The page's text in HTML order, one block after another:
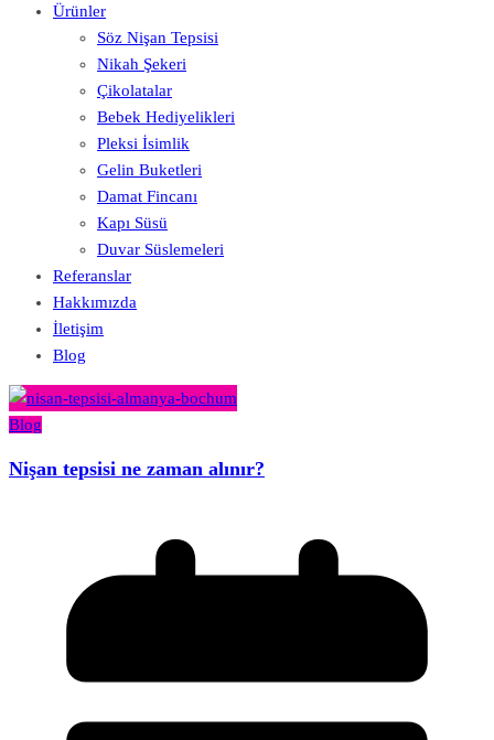
Ürünler
Söz Nişan Tepsisi
Nikah Şekeri
Çikolatalar
Bebek Hediyelikleri
Pleksi İsimlik
Gelin Buketleri
Damat Fincanı
Kapı Süsü
Duvar Süslemeleri
Referanslar
Hakkımızda
İletişim
Blog
Blog
Nişan tepsisi ne zaman alınır?